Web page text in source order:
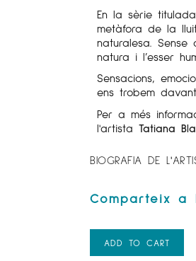
En la sèrie
metàfora de la
naturalesa.
natura i l’esser
Sensacions,
ens trobem
Per a més
l'artistaTatiana
BIOGRAFIA DE
ADD TO CART